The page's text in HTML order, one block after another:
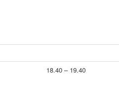
18.40 – 19.40